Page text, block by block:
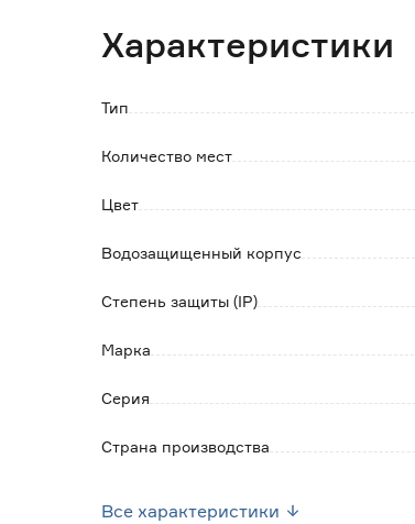
Характеристики
Тип
Количество мест
Цвет
Водозащищенный корпус
Степень защиты (IP)
Марка
Серия
Страна производства
Все характеристики